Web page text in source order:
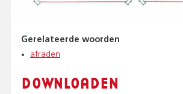
Gerelateerde woorden
afraden
DOWNLOADEN